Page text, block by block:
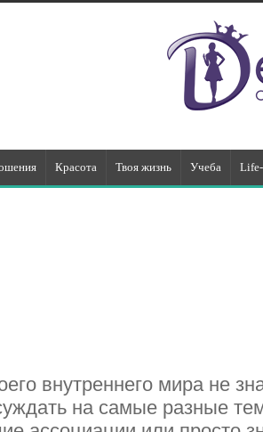
Красота Твоя жизнь Учеба
внутреннего мира не
на самые разные